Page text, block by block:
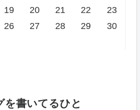
19 20 21 22
23
26 27 28 29
30
を書いてるひと